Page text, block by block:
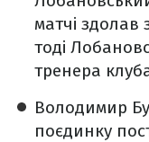
матчі здолав
тоді
тренера
Володимир
поєдинку